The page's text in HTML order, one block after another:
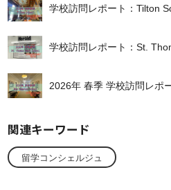
学校訪問レポート：Tilton
学校訪問レポート：St.
2026年 春季 学校訪問レポ
関連キーワード
留学コンシェルジュ